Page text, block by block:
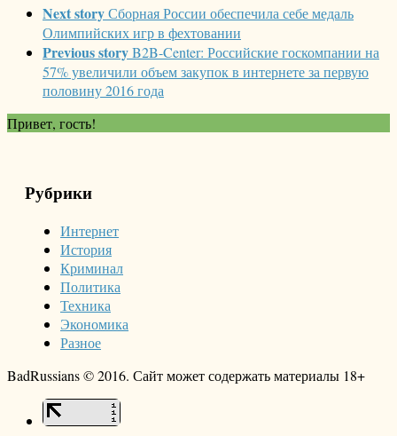
Next storyСборная России обеспечила себе медаль
Олимпийских игр в фехтовании
Previous storyB2B-Center: Российские госкомпании на
57% увеличили объем закупок в интернете за первую
половину 2016 года
Привет, гость!
Рубрики
Интернет
История
Криминал
Политика
Техника
Экономика
Разное
BadRussians © 2016. Сайт может содержать материалы 18+